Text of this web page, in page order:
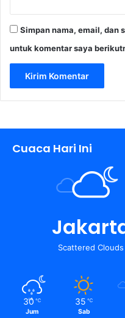
Simpan nama, email, dan
untuk komentar saya
Cuaca Hari Ini
Scattered Clouds
30 ℃
Jum
35 ℃
Sab